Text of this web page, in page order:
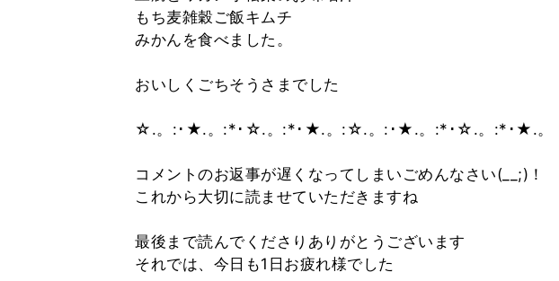
もち麦雑穀ご飯キムチ
みかんを食べました。
おいしくごちそうさまでした
☆.。:･★.。:*･☆.。:*･★.。:☆.。:･★.。:*･☆.。:*･★.。
コメントのお返事が遅くなってしまいごめんなさい(__;)！
これから大切に読ませていただきますね
最後まで読んでくださりありがとうございます
それでは、今日も1日お疲れ様でした